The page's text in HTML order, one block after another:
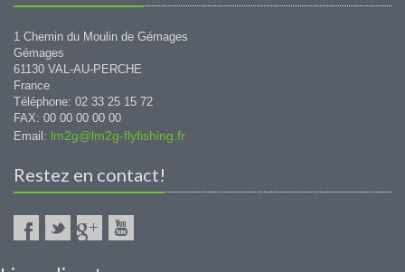
1 Chemin du Moulin de Gémages
Gémages
61130 VAL-AU-PERCHE
France
Téléphone: 02 33 25 15 72
FAX: 00 00 00 00 00
Email: lm2g@lm2g-flyfishing.fr
Restez en contact!